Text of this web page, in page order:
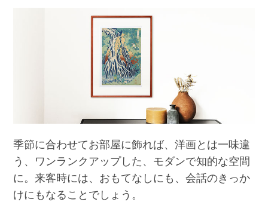
季節に合わせてお部屋に飾れば、洋画とは一味違
う、ワンランクアップした、モダンで知的な空間
に。来客時には、おもてなしにも、会話のきっか
けにもなることでしょう。